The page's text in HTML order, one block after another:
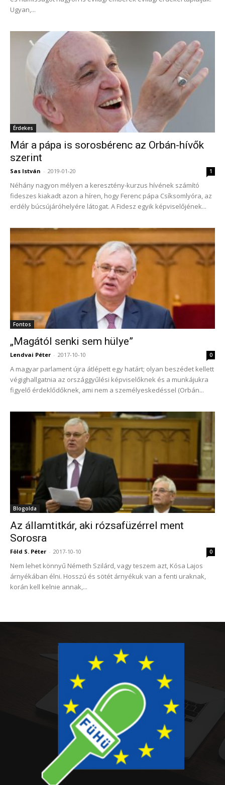
Ugyan,...
Érdekes
Már a pápa is sorosbérenc az Orbán-hívők
szerint
Sas István - 2019-01-20 1
Néhány nagyon mélyen a keresztény-kurzus hívének számító
fideszes kiakadt azon a híren, hogy Ferenc pápa Csíksomlyóra, az
erdély búcsújáróhelyére látogat. A Fidesz egyik képviselőjének...
Fontos
„Magától senki sem hülye”
Lendvai Péter - 2017-10-10 0
A magyar parlament újra átlépett egy határt; olyan beszédet kellett
végighallgatnia az országgyűlési képviselőknek és a munkájukra
figyelő érdeklődőknek, ami nem a személyeskedéssel (Orbán...
Blogolda
Az államtitkár, aki rózsafüzérrel ment
Sorosra
Föld S. Péter - 2017-10-10 0
Nem lehet könnyű Németh Szilárd, vagy teszem azt, Kósa Lajos
árnyékában élni. Hosszú és sötét árnyékuk van a fenti uraknak,
korán kell kelnie annak,...